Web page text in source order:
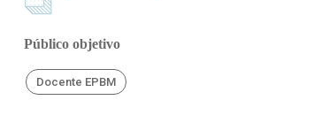
Público objetivo
Docente EPBM